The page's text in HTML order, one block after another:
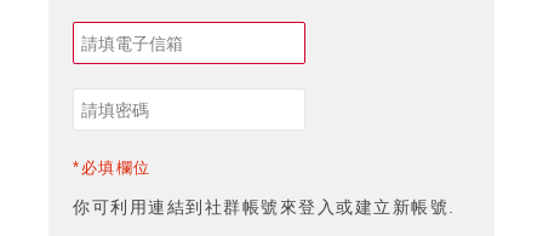
*必填欄位
你可利用連結到社群帳號來登入或建立新帳號.